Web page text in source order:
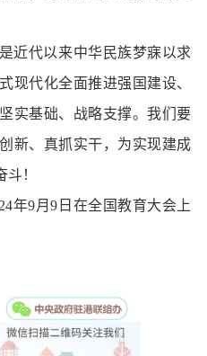
代以来中华民族梦寐以求
现代化全面推进强国建设、
实基础、战略支撑。我们要
新、真抓实干，为实现建成
！
9月9日在全国教育大会上